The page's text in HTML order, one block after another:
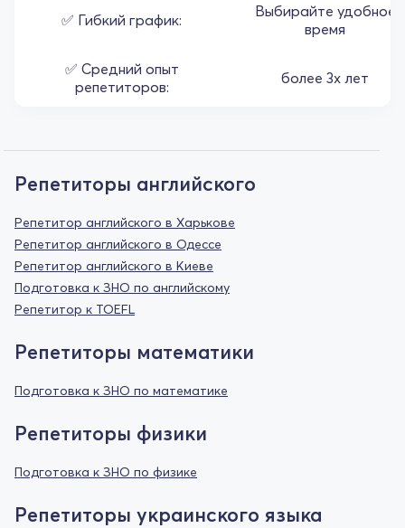
✅ Гибкий график:
Выбирайте удобное
время
✅ Средний опыт
репетиторов:
более 3х лет
Репетиторы английского
Репетитор английского в Харькове
Репетитор английского в Одессе
Репетитор английского в Киеве
Подготовка к ЗНО по английскому
Репетитор к TOEFL
Репетиторы математики
Подготовка к ЗНО по математике
Репетиторы физики
Подготовка к ЗНО по физике
Репетиторы украинского языка